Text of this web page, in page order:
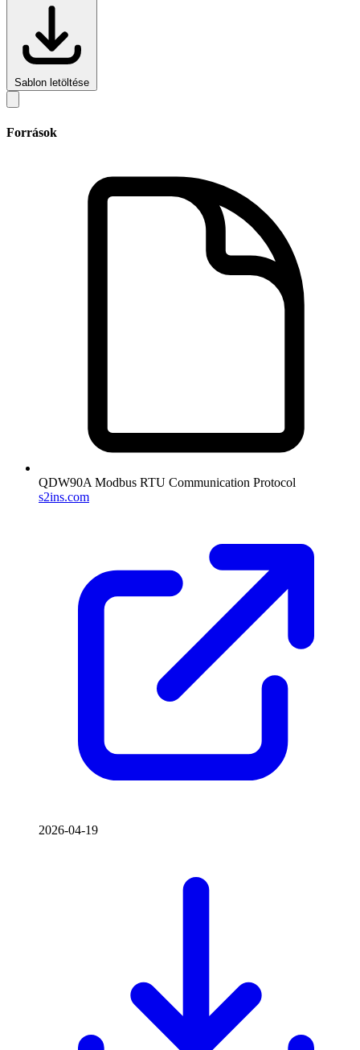
Sablon letöltése
Források
QDW90A Modbus RTU Communication Protocol
s2ins.com
2026-04-19